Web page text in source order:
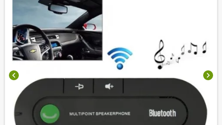
chevron_left chevron_right